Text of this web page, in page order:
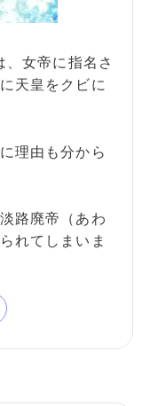
女帝に指名さ
天皇をクビに
理由も分から
路廃帝（あわ
れてしまいま